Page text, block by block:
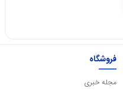
فروشگاه
مجله خبری